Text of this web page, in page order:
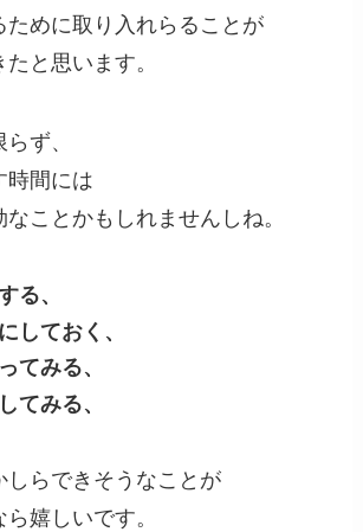
ために取り入れらることが
と思います。
ず、
時間には
なことかもしれませんしね。
る、
しておく、
てみる、
てみる、
しらできそうなことが
嬉しいです。